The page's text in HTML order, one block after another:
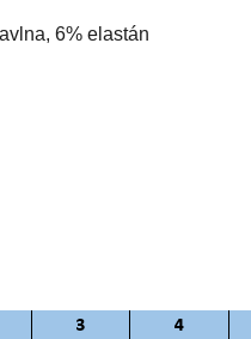
6% elastán